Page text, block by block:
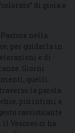
di gioia e
nella
per guidarla in
e di
Giorni
quelli
la parola
più intimi e
rassicurante
Vescovo ci ha